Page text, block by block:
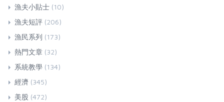
漁夫小貼士 (10)
漁夫短評 (206)
漁民系列 (173)
熱門文章 (32)
系統教學 (134)
經濟 (345)
美股 (472)